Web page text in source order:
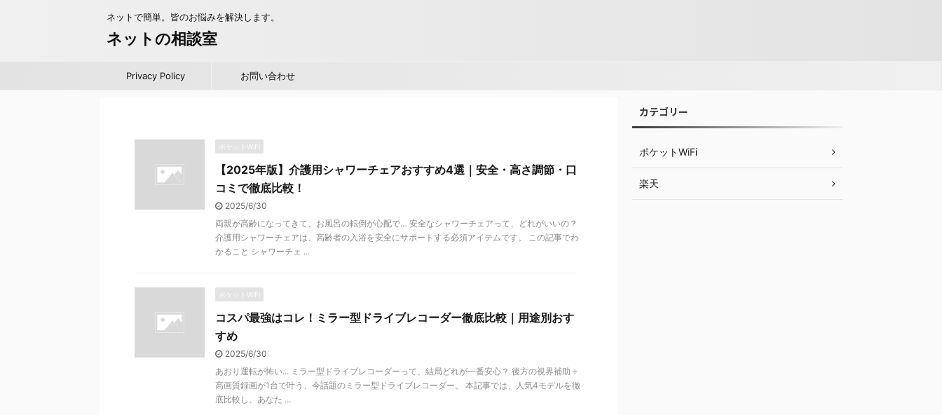
ネットで簡単。皆のお悩みを解決します。
ネットの相談室
Privacy Policy お問い合わせ
ポケットWiFi
【2025年版】介護用シャワーチェアおすすめ4選｜安全・高さ調節・口
コミで徹底比較！
2025/6/30
両親が高齢になってきて、お風呂の転倒が心配で… 安全なシャワーチェアって、どれがいいの？
介護用シャワーチェアは、高齢者の入浴を安全にサポートする必須アイテムです。 この記事でわ
かること シャワーチェ ...
ポケットWiFi
コスパ最強はコレ！ミラー型ドライブレコーダー徹底比較｜用途別おす
すめ
2025/6/30
あおり運転が怖い... ミラー型ドライブレコーダーって、結局どれが一番安心？ 後方の視界補助＋
高画質録画が1台で叶う、今話題のミラー型ドライブレコーダー。 本記事では、人気4モデルを徹
底比較し、あなた ...
カテゴリー
ポケットWiFi
楽天